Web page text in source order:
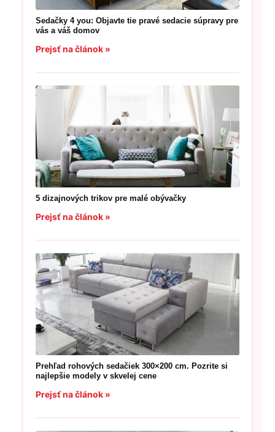
Sedačky 4 you: Objavte tie pravé sedacie súpravy pre
vás a váš domov
Prejsť na článok »
5 dizajnových trikov pre malé obývačky
Prejsť na článok »
Prehľad rohových sedačiek 300×200 cm. Pozrite si
najlepšie modely v skvelej cene
Prejsť na článok »